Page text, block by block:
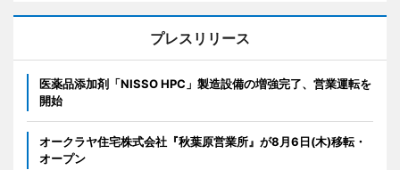
プレスリリース
医薬品添加剤「NISSO HPC」製造設備の増強完了、営業運転を
開始
オークラヤ住宅株式会社『秋葉原営業所』が8月6日(木)移転・
オープン